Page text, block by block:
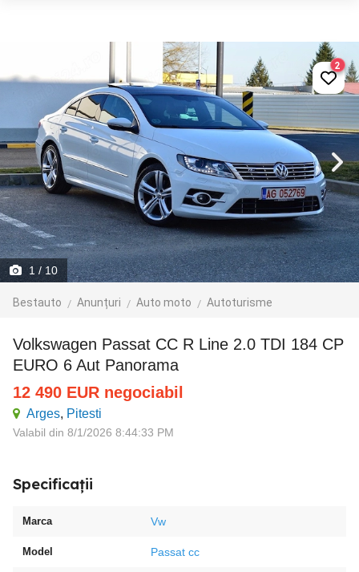
1 / 10
Bestauto Anunțuri Auto moto Autoturisme
2
Volkswagen Passat CC R Line 2.0 TDI 184 CP
EURO 6 Aut Panorama
12 490 EUR negociabil
Arges, Pitesti
Valabil din 8/1/2026 8:44:33 PM
Specificații
Marca Vw
Model Passat cc